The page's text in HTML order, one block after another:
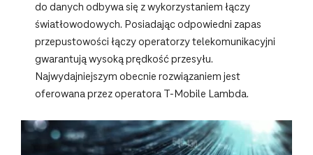
do danych odbywa się z wykorzystaniem łączy
światłowodowych. Posiadając odpowiedni zapas
przepustowości łączy operatorzy telekomunikacyjni
gwarantują wysoką prędkość przesyłu.
Najwydajniejszym obecnie rozwiązaniem jest
oferowana przez operatora T-Mobile Lambda.